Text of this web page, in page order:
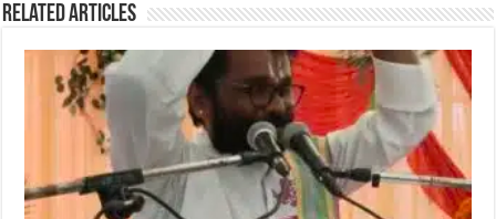
Related Articles